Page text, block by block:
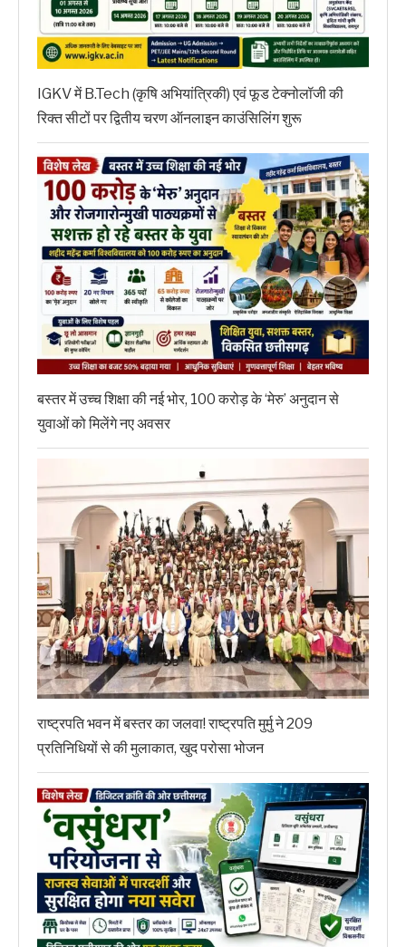
IGKV में B.Tech (कृषि अभियांत्रिकी) एवं फूड टेक्नोलॉजी की
रिक्त सीटों पर द्वितीय चरण ऑनलाइन काउंसिलिंग शुरू
बस्तर में उच्च शिक्षा की नई भोर, 100 करोड़ के ‘मेरु’ अनुदान से
युवाओं को मिलेंगे नए अवसर
राष्ट्रपति भवन में बस्तर का जलवा! राष्ट्रपति मुर्मु ने 209
प्रतिनिधियों से की मुलाकात, खुद परोसा भोजन